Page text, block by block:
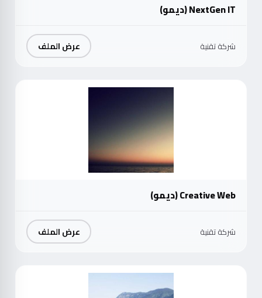
NextGen IT (ديمو)
شركة تقنية عرض الملف
Creative Web (ديمو)
شركة تقنية عرض الملف